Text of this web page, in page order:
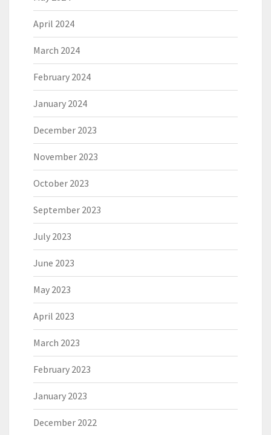
April 2024
March 2024
February 2024
January 2024
December 2023
November 2023
October 2023
September 2023
July 2023
June 2023
May 2023
April 2023
March 2023
February 2023
January 2023
December 2022